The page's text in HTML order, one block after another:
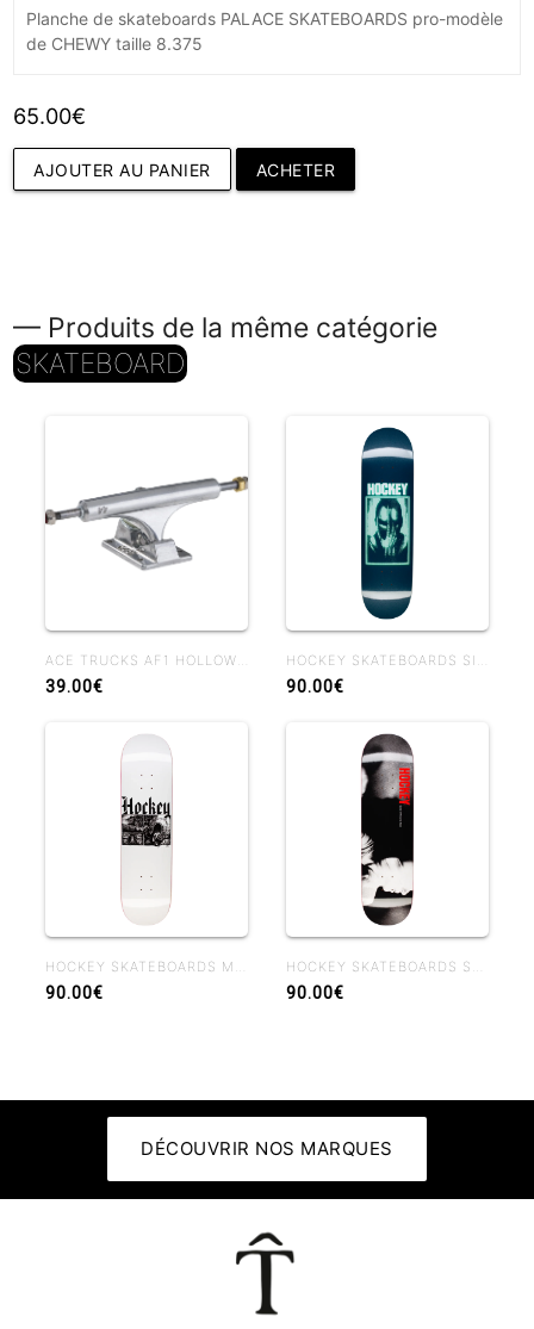
Planche de skateboards PALACE SKATEBOARDS pro-modèle
de CHEWY taille 8.375
65.00€
AJOUTER AU PANIER ACHETER
— Produits de la même catégorie
SKATEBOARD
ACE TRUCKS AF1 HOLLOW POLISHED
39.00€
HOCKEY SKATEBOARDS SIDE EFFECTS BEN KADOW 8.25 BEN SHAPE
90.00€
HOCKEY SKATEBOARDS MIDDLE EARTH NIK STAIN 8.38
90.00€
HOCKEY SKATEBOARDS SHADOWBOX JOHN FITZGERALD 8.25
90.00€
DÉCOUVRIR NOS MARQUES